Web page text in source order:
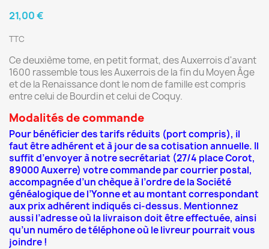
21,00 €
TTC
Ce deuxième tome, en petit format, des Auxerrois d'avant
1600 rassemble tous les Auxerrois de la fin du Moyen Âge
et de la Renaissance dont le nom de famille est compris
entre celui de Bourdin et celui de Coquy.
Modalités de commande
Pour bénéficier des tarifs réduits (port compris), il
faut être adhérent et à jour de sa cotisation annuelle. Il
suffit d’envoyer à notre secrétariat (27/4 place Corot,
89000 Auxerre) votre commande par courrier postal,
accompagnée d’un chèque à l’ordre de la Société
généalogique de l’Yonne et au montant correspondant
aux prix adhérent indiqués ci-dessus. Mentionnez
aussi l’adresse où la livraison doit être effectuée, ainsi
qu’un numéro de téléphone où le livreur pourrait vous
joindre !